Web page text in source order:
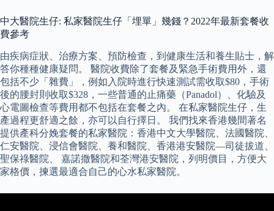
中大醫院生仔: 私家醫院生仔「埋單」幾錢？2022年最新套餐收
費參考
由疾病症狀、治療方案、預防檢查，到健康生活和養生貼士，解
答你種種健康疑問。 醫院收費除了套餐及緊急手術費用外，還
包括不少「雜費」，例如入院時進行快速測試需收取$80，手術
後的腰封則收取$328，一些普通的止痛藥（Panadol）、化驗及
心電圖檢查等費用都不包括在套餐之內。 在私家醫院生仔，生
產過程更舒適之餘，亦可以自行擇日。 我們找來香港幾間著名
提供產科分娩套餐的私家醫院：香港中文大學醫院、法國醫院、
仁安醫院、浸信會醫院、養和醫院、香港港安醫院—司徒拔道、
聖保祿醫院、 嘉諾撒醫院和荃灣港安醫院，列明價目，方便大
家格價，揀選最適合自己的心水私家醫院。